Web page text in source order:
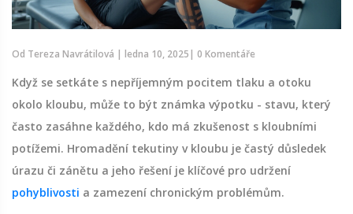
Od Tereza Navrátilová | ledna 10, 2025| 0 Komentáře
Když se setkáte s nepříjemným pocitem tlaku a otoku
okolo kloubu, může to být známka výpotku - stavu, který
často zasáhne každého, kdo má zkušenost s kloubními
potížemi. Hromadění tekutiny v kloubu je častý důsledek
úrazu či zánětu a jeho řešení je klíčové pro udržení
pohyblivosti a zamezení chronickým problémům.